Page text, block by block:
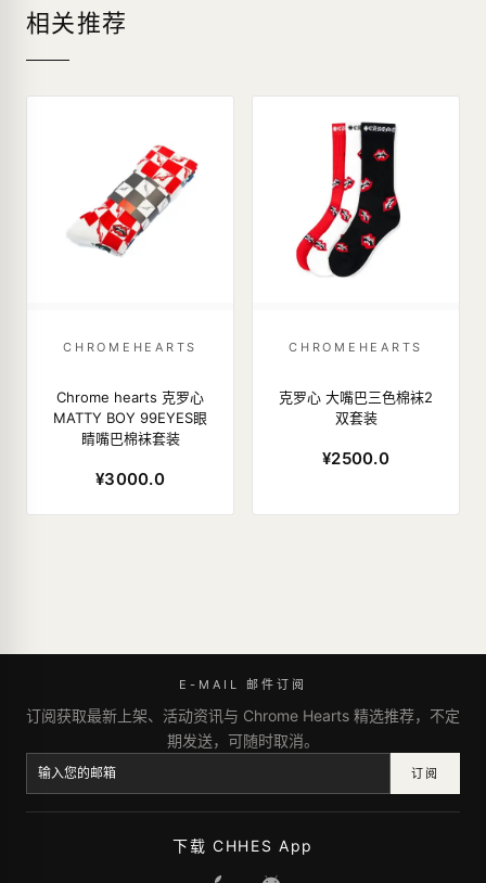
相关推荐
CHROMEHEARTS
Chrome hearts 克罗心
MATTY BOY 99EYES眼
睛嘴巴棉袜套装
¥3000.0
CHROMEHEARTS
克罗心 大嘴巴三色棉袜2
双套装
¥2500.0
E-MAIL 邮件订阅
订阅获取最新上架、活动资讯与 Chrome Hearts 精选推荐，不定
期发送，可随时取消。
订阅
下载 CHHES App